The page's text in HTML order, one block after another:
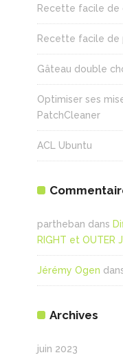
Recette facile de
Recette facile de
Gâteau double
Optimiser ses
PatchCleaner
ACL Ubuntu
partheban dans
RIGHT et OUTER
Jérémy Ogen
Archives
juin 2023